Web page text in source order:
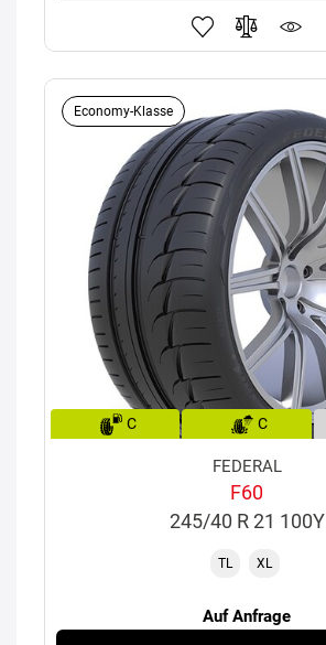
Economy-Klasse
C C
FEDERAL
F60
245/40 R 21 100Y
TL XL
Auf Anfrage